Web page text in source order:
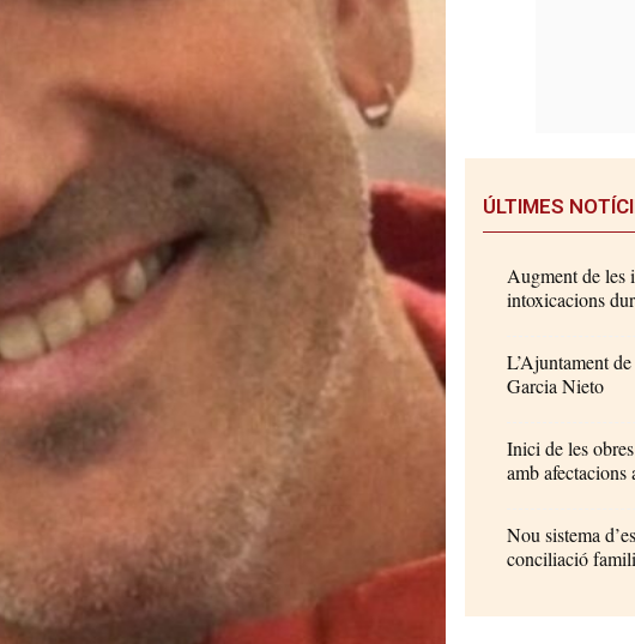
ÚLTIMES
Augment de les
intoxicacions
L’Ajuntament
Garcia Nieto
Inici de les
amb afectacions
Nou sistema
conciliació